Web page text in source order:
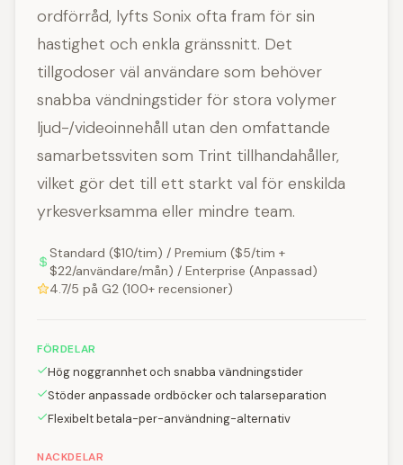
ordförråd, lyfts Sonix ofta fram för sin
hastighet och enkla gränssnitt. Det
tillgodoser väl användare som behöver
snabba vändningstider för stora volymer
ljud-/videoinnehåll utan den omfattande
samarbetssviten som Trint tillhandahåller,
vilket gör det till ett starkt val för enskilda
yrkesverksamma eller mindre team.
Standard ($10/tim) / Premium ($5/tim +
$22/användare/mån) / Enterprise (Anpassad)
4.7/5 på G2 (100+ recensioner)
FÖRDELAR
Hög noggrannhet och snabba vändningstider
Stöder anpassade ordböcker och talarseparation
Flexibelt betala-per-användning-alternativ
NACKDELAR